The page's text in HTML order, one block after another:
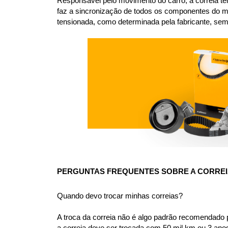
faz a sincronização de todos os componentes do
tensionada, como determinada pela fabricante,
PERGUNTAS FREQUENTES SOBRE A
Quando devo trocar minhas correias?
A troca da correia não é algo padrão